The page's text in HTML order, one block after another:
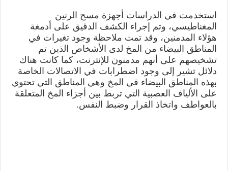
استخدمت في الدراسات أجهزة مسح الرنين
المغناطيسي، وتم إجراء الكشف الدقيق على أدمغة
هؤلاء المدمنين، وقد تمت ملاحظة وجود تغيرات في
المناطق البيضاء من المخ لدى الأشخاص الذين تم
تشخيصهم على أنهم مدمنون للإنترنت، كما كانت هناك
دلائل تشير إلى وجود اضطرابات في الاتصالات الخاصة
بهذه المناطق البيضاء في المخ وهي المناطق التي تحتوي
على الألياف العصبية التي تربط بين أجزاء المخ المتعلقة
بالعواطف واتخاذ القرار وضبط النفس.